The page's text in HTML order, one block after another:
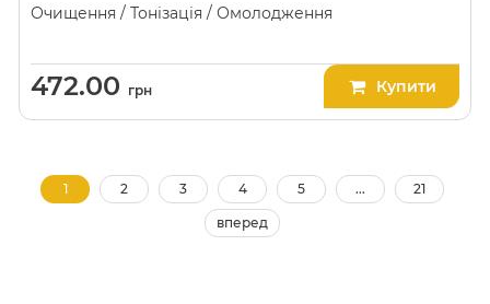
Очищення / Тонізація / Омолодження
472.00 грн Купити
1 2 3 4 5 ... 21
вперед